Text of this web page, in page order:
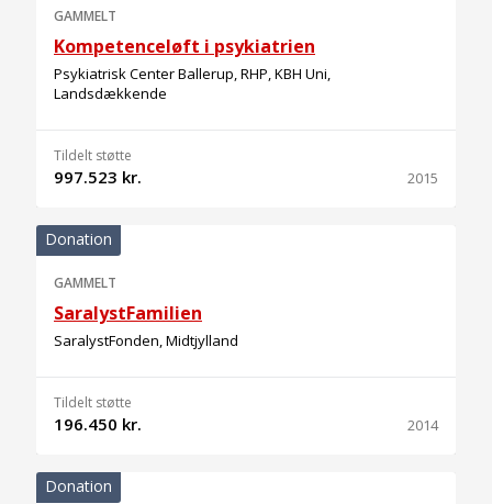
GAMMELT
Kompetenceløft i psykiatrien
Psykiatrisk Center Ballerup, RHP, KBH Uni,
Landsdækkende
Tildelt støtte
997.523 kr. 2015
Donation
GAMMELT
SaralystFamilien
SaralystFonden, Midtjylland
Tildelt støtte
196.450 kr. 2014
Donation